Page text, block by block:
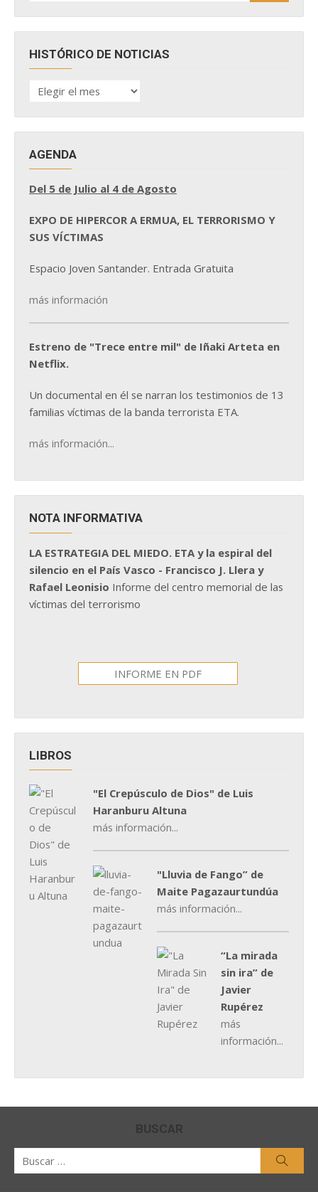
HISTÓRICO DE NOTICIAS
HISTÓRICO
DE
AGENDA
Del 5 de Julio al 4 de Agosto
EXPO DE HIPERCOR A ERMUA, EL TERRORISMO Y
SUS VÍCTIMAS
Espacio Joven Santander. Entrada Gratuita
más información
Estreno de "Trece entre mil" de Iñaki Arteta en
Netflix.
Un documental en él se narran los testimonios de 13
familias víctimas de la banda terrorista ETA.
más información...
NOTA INFORMATIVA
LA ESTRATEGIA DEL MIEDO. ETA y la espiral del
silencio en el País Vasco - Francisco J. Llera y
Rafael Leonisio Informe del centro memorial de las
víctimas del terrorismo
INFORME EN PDF
LIBROS
"El Crepúsculo de Dios" de Luis
Haranburu Altuna
más información...
"Lluvia de Fango” de
Maite Pagazaurtundúa
más información...
“La mirada
sin ira” de
Javier
Rupérez
más
información...
BUSCAR